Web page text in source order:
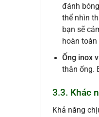
đánh
thể nhìn
bạn sẽ
hoàn
Ống inox
thân ống.
3.3. Khác
Khả năng